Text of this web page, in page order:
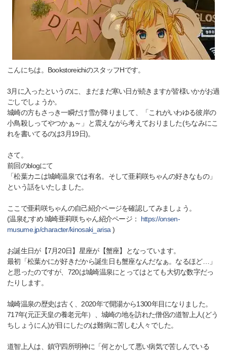
こんにちは。BookstoreichiのスタッフHです。
3月に入ったというのに、まだまだ寒い日が続きますが皆様いかがお過
ごしでしょうか。
城崎の方もさっき一瞬だけ雪が降りまして、「これがいわゆる彼岸の
小鳥殺しってやつかぁ～」と震えながら考えておりました(ちなみにこ
れを書いてるのは3月19日)。
さて。
前回のblogにて
「松葉カニは城崎温泉では有名。そして亜莉咲ちゃんの好きなもの」
という話をいたしました。
ここで亜莉咲ちゃんの自己紹介ページを確認してみましょう。
(温泉むすめ 城崎亜莉咲ちゃん紹介ページ： https://onsen-
musume.jp/character/kinosaki_arisa )
お誕生日が【7月20日】星座が【蟹座】となっています。
最初「松葉かにが好きだから誕生日も蟹座なんだなぁ。なるほど…」
と思ったのですが、720は城崎温泉にとってはとても大切な数字だっ
たりします。
城崎温泉の歴史は古く、2020年で開湯から1300年目になりました。
717年(元正天皇の養老元年）、城崎の地を訪れた僧侶の道智上人(どう
ちしょうにん)が目にしたのは難病に苦しむ人々でした。
道智上人は、鎮守四所明神に「何とかして悪い病気で苦しんでいる